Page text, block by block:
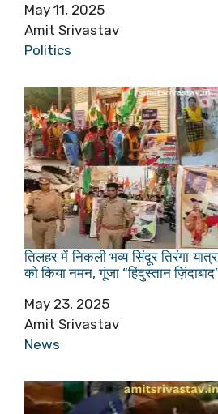
Date
May 11, 2025
Author
Amit Srivastav
In relation to
Politics
तिलहर में निकली भव्य सिंदूर तिरंगा
को किया नमन, गूंजा “हिंदुस्तान
Date
May 23, 2025
Author
Amit Srivastav
In relation to
News